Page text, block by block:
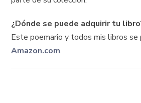
¿Dónde se puede adquirir tu
Este poemario y todos mis libros se
Amazon.com.